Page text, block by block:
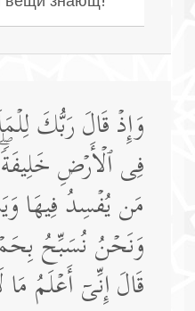
وَإِذۡ قَالَ رَبُّكَ
فِی ٱلۡأَرۡضِ خَلِیفَةࣰۖ
مَن یُفۡسِدُ فِیهَا
وَنَحۡنُ نُسَبِّحُ
قَالَ إِنِّیۤ أَعۡلَمُ مَا